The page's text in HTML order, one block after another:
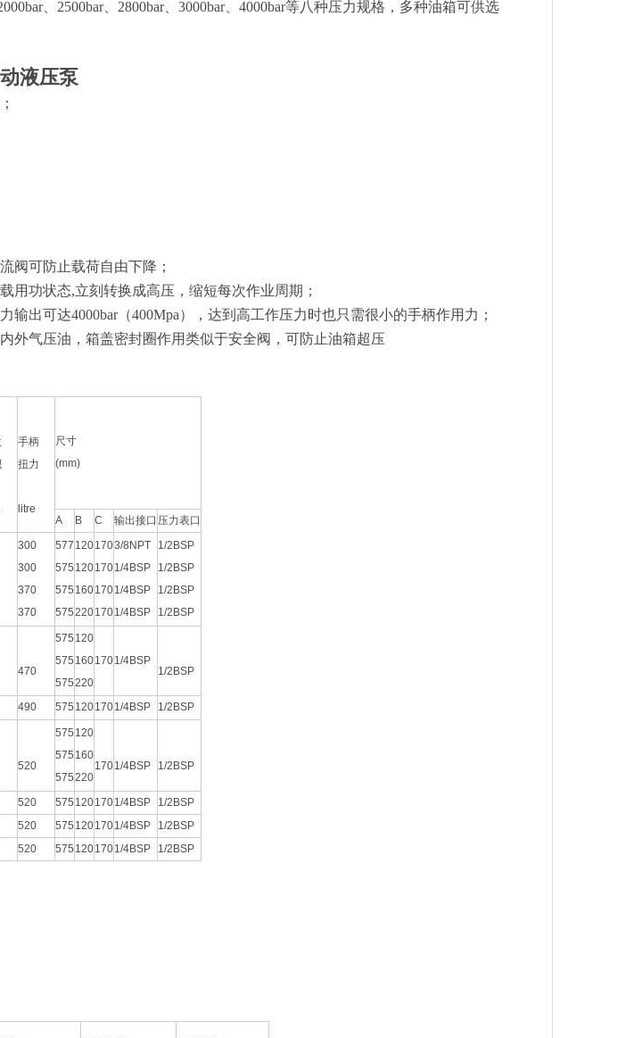
、2500bar、2800bar、3000bar、4000bar等八种压力规格，多种油箱可供选
液压泵
阀可防止载荷自由下降；
用功状态,立刻转换成高压，缩短每次作业周期；
输出可达4000bar（400Mpa），达到高工作压力时也只需很小的手柄作用力；
外气压油 ，箱盖密封圈作用类似于安全阀，可防止油箱超压
手柄
扭力
litre
尺寸
(mm)
A B C 输出接口 压力表口
300
300
370
370
577
575
575
575
120
120
160
220
170
170
170
170
3/8NPT
1/4BSP
1/4BSP
1/4BSP
1/2BSP
1/2BSP
1/2BSP
1/2BSP
470
575
575
575
120
160
220
1701/4BSP
1/2BSP
490 575 1201701/4BSP 1/2BSP
520
575
575
575
120
160
220
1701/4BSP 1/2BSP
520 575 1201701/4BSP
1/2BSP
520 575 1201701/4BSP
1/2BSP
520 575 1201701/4BSP 1/2BSP